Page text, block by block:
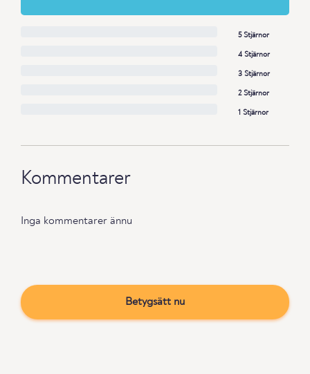
5 Stjärnor
4 Stjärnor
3 Stjärnor
2 Stjärnor
1 Stjärnor
Kommentarer
Inga kommentarer ännu
Betygsätt nu